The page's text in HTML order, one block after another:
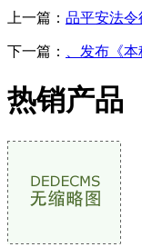
上一篇： 品平安法令
下一篇： 、发布《
热销产品